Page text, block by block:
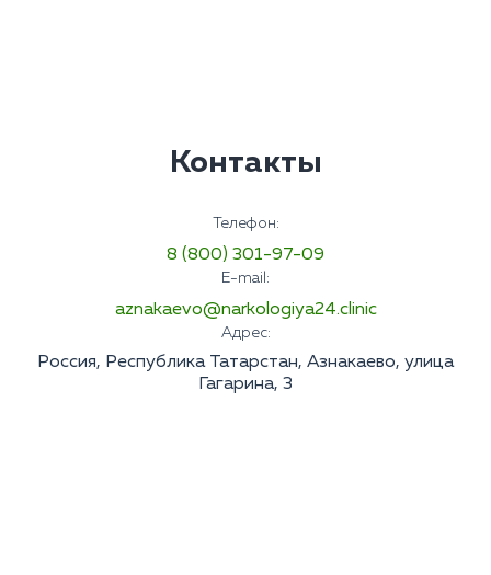
Контакты
Телефон:
8 (800) 301-97-09
E-mail:
aznakaevo@narkologiya24.clinic
Адрес:
Россия, Республика Татарстан, Азнакаево, улица
Гагарина, 3